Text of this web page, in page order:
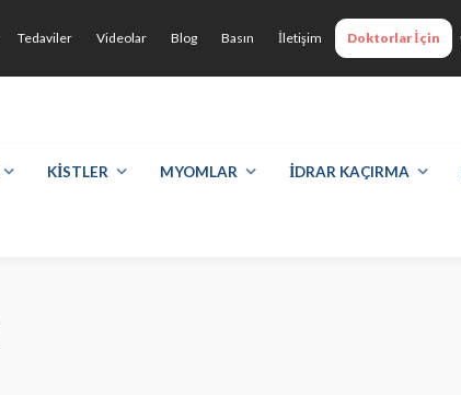
Tedaviler Videolar Blog Basın İletişim Doktorlar İçin
+90 532 498 7428
KİSTLER MYOMLAR İDRAR KAÇIRMA